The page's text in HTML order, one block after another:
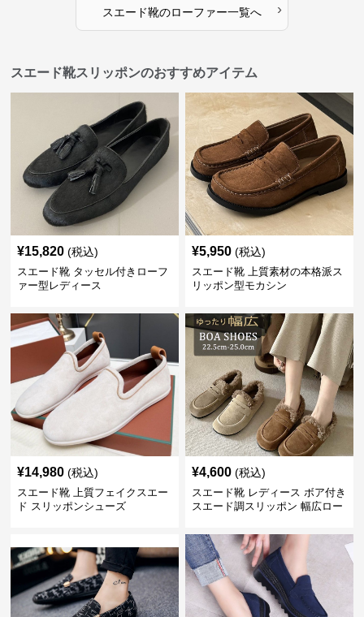
スエード靴のローファー一覧へ ›
スエード靴スリッポンのおすすめアイテム
¥15,820 (税込)
スエード靴 タッセル付きローフ
ァー型レディース
¥5,950 (税込)
スエード靴 上質素材の本格派ス
リッポン型モカシン
¥14,980 (税込)
スエード靴 上質フェイクスエー
ド スリッポンシューズ
¥4,600 (税込)
スエード靴 レディース ボア付き
スエード調スリッポン 幅広ロー